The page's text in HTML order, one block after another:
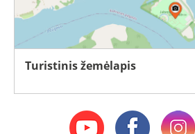
Turistinis žemėlapis